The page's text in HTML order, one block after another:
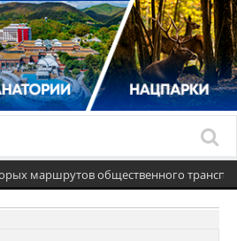
маршрутов общественного